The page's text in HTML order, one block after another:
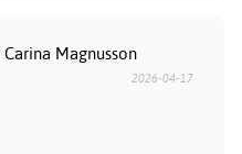
Magnusson
2026-04-17